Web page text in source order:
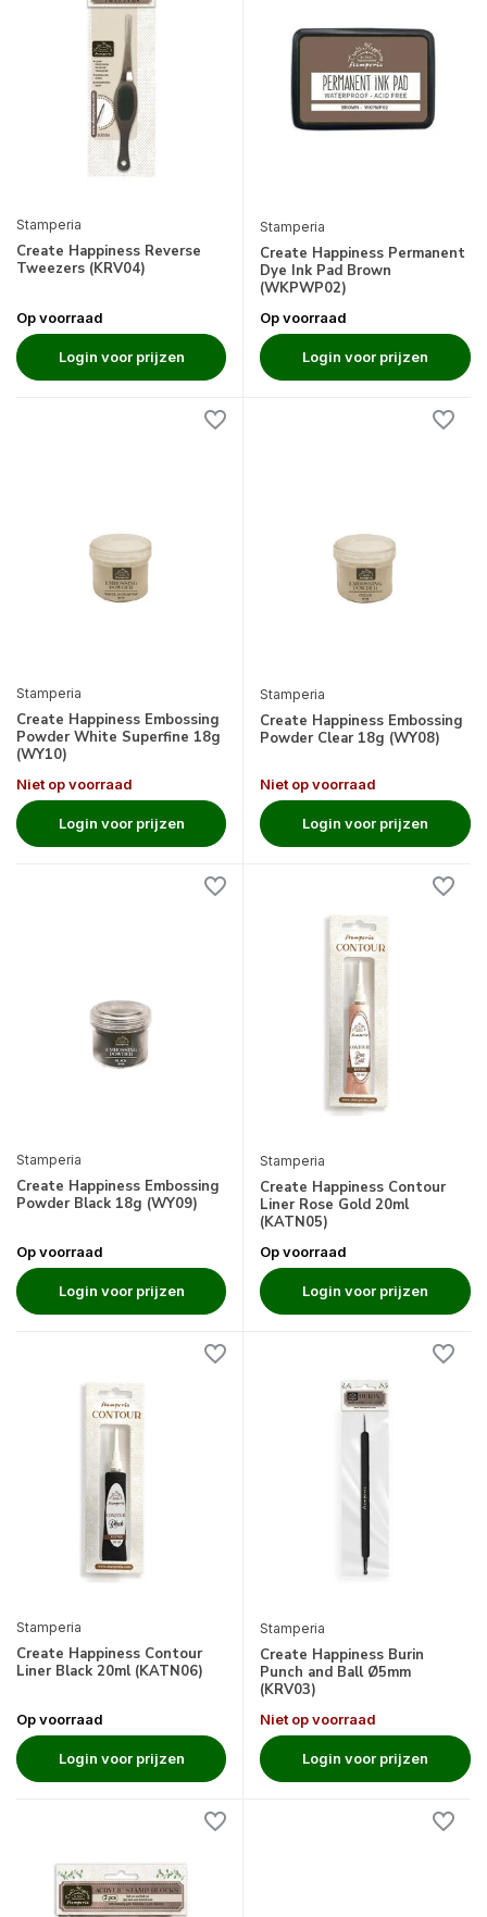
Stamperia
Create Happiness Reverse
Tweezers (KRV04)
Op voorraad
Login voor prijzen
Stamperia
Create Happiness Permanent
Dye Ink Pad Brown
(WKPWP02)
Op voorraad
Login voor prijzen
Stamperia
Create Happiness Embossing
Powder White Superfine 18g
(WY10)
Niet op voorraad
Login voor prijzen
Stamperia
Create Happiness Embossing
Powder Clear 18g (WY08)
Niet op voorraad
Login voor prijzen
Stamperia
Create Happiness Embossing
Powder Black 18g (WY09)
Op voorraad
Login voor prijzen
Stamperia
Create Happiness Contour
Liner Rose Gold 20ml
(KATN05)
Op voorraad
Login voor prijzen
Stamperia
Create Happiness Contour
Liner Black 20ml (KATN06)
Op voorraad
Login voor prijzen
Stamperia
Create Happiness Burin
Punch and Ball Ø5mm
(KRV03)
Niet op voorraad
Login voor prijzen